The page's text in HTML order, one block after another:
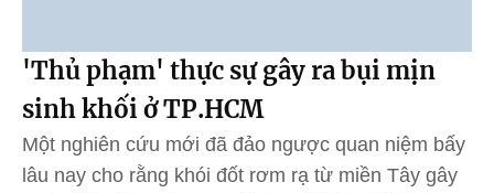
'Thủ phạm' thực sự gây ra bụi mịn
sinh khối ở TP.HCM
Một nghiên cứu mới đã đảo ngược quan niệm bấy
lâu nay cho rằng khói đốt rơm rạ từ miền Tây gây